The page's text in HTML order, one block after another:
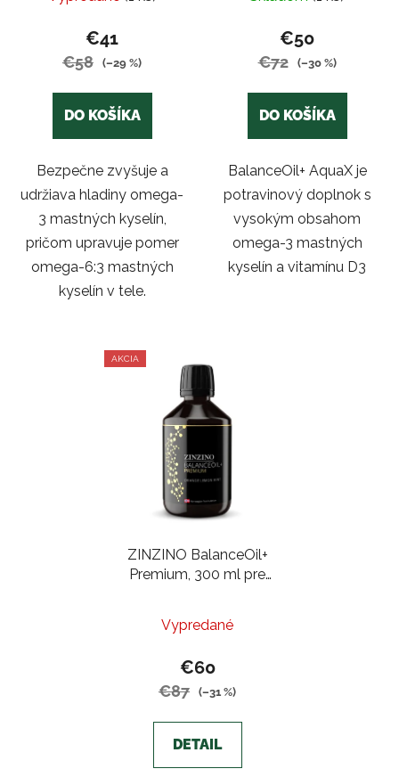
€41
€58 (–29 %)
DO KOŠÍKA
Bezpečne zvyšuje a
udržiava hladiny omega-
3 mastných kyselín,
pričom upravuje pomer
omega-6:3 mastných
kyselín v tele.
omega-3 mastných
hodnotenie
5
€50
€72 (–30 %)
DO KOŠÍKA
BalanceOil+ AquaX je
potravinový doplnok s
vysokým obsahom
omega-3 mastných
kyselín a vitamínu D3
AKCIA
ZINZINO BalanceOil+
Premium, 300 ml pre
Vypredané
€60
€87 (–31 %)
DETAIL